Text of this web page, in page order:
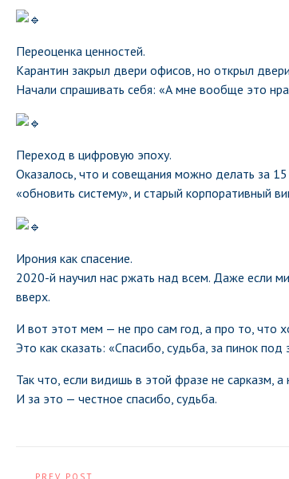
Переоценка ценностей.
Карантин закрыл двери офисов, но открыл
Начали спрашивать себя: «А мне вообще это
Переход в цифровую эпоху.
Оказалось, что и совещания можно делать за
«обновить систему», и старый корпоративный
Ирония как спасение.
2020-й научил нас ржать над всем. Даже если
вверх.
И вот этот мем — не про сам год, а про то, что
Это как сказать: «Спасибо, судьба, за пинок
Так что, если видишь в этой фразе не
И за это — честное спасибо, судьба.